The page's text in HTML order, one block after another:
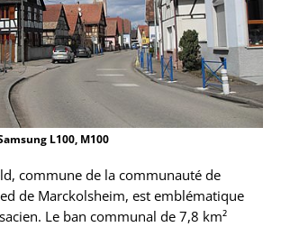
L100, M100
commune de la communauté de
de Marckolsheim, est emblématique
Le ban communal de 7,8 km²